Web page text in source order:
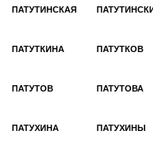
ПАТУТИНСКАЯ
ПАТУТКИНА ПАТУТКОВ
ПАТУТОВ ПАТУТОВА
ПАТУХИНА ПАТУХИНЫ